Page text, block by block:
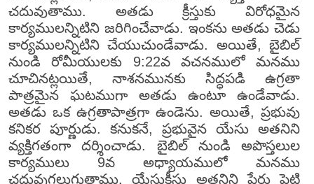
చదువుతాము. అతడు క్రీస్తుకు విరోధమైన
కార్యములన్నిటిని జరిగించేవాడు. ఇంకను అతడు చెడు
కార్యములన్నిటిని చేయుచుండేవాడు. అయితే, బైబిల్
నుండి రోమీయులకు 9:22వ వచనములో మనము
చూచినట్లయితే, నాశనమునకు సిద్ధపడి ఉగ్రతా
పాత్రమైన ఘటముగా అతడు ఉంటూ ఉండేవాడు.
అతడు ఒక ఉగ్రతాపాత్రగా ఉండెను. అయితే, ప్రభువు
కనికర పూర్ణుడు. కనుకనే, ప్రభువైన యేసు అతనిని
వ్యక్తిగతంగా దర్శించాడు. బైబిల్ నుండి అపొస్తలుల
కార్యములు 9వ అధ్యాయములో మనము
చదువుగలుగుతాము. యేసుక్రీస్తు అతనిని పేరు పెట్టి